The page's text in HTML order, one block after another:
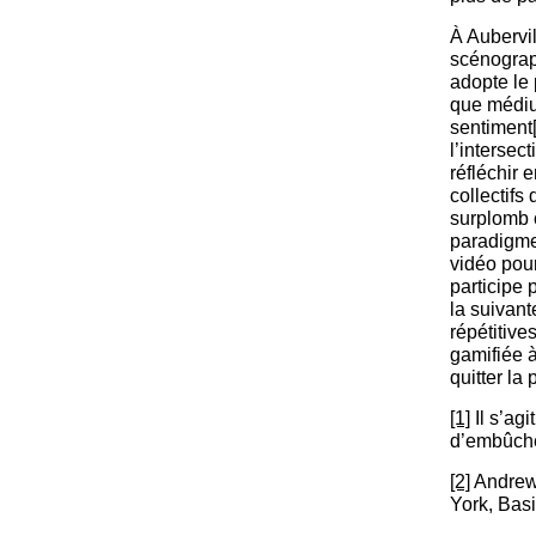
À
adopte le
que
sentiment
réfléchir
collectifs
surplomb
vidéo
participe
la
gamifiée
quitter la
[1]
Il
[2]
York,